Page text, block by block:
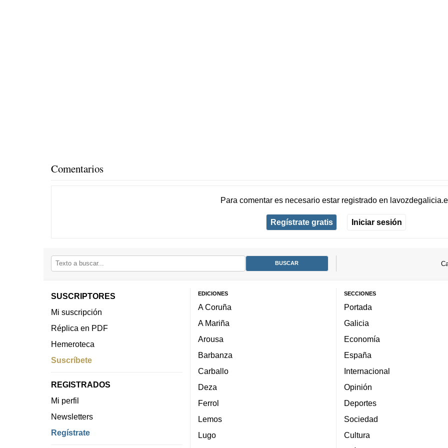
Comentarios
Para comentar es necesario estar registradoen
Regístrate gratis Iniciar sesión
SUSCRIPTORES
Mi suscripción
Réplica en PDF
Hemeroteca
Suscríbete
REGISTRADOS
Mi perfil
Newsletters
Regístrate
EDICIONES
A Coruña
A Mariña
Arousa
Barbanza
Carballo
Deza
Ferrol
Lemos
Lugo
SECCIONES
Portada
Galicia
Economía
España
Internacional
Opinión
Deportes
Sociedad
Cultura